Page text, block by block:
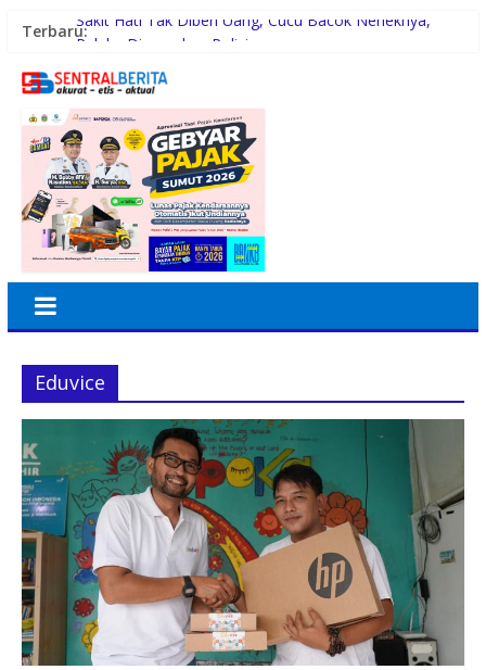
Terbaru:Sakit Hati Tak Diberi Uang, Cucu Bacok Neneknya,
Malam Minggu Bersama Warga Medan Tembung, Rico
Dayang Nan Tujuh Menggetarkan Gedung Kesenian
Jakarta
PTPN Group melalui PTPN IV Regional VII Dukung
Peningkatan Kompetensi Aparatur Perkebunan Lewat
Pelatihan Avenza Maps di Way Kanan
42 Wartawan Berlaga di Turnamen Catur GRIB Jaya
Labuhanbatu
Eduvice